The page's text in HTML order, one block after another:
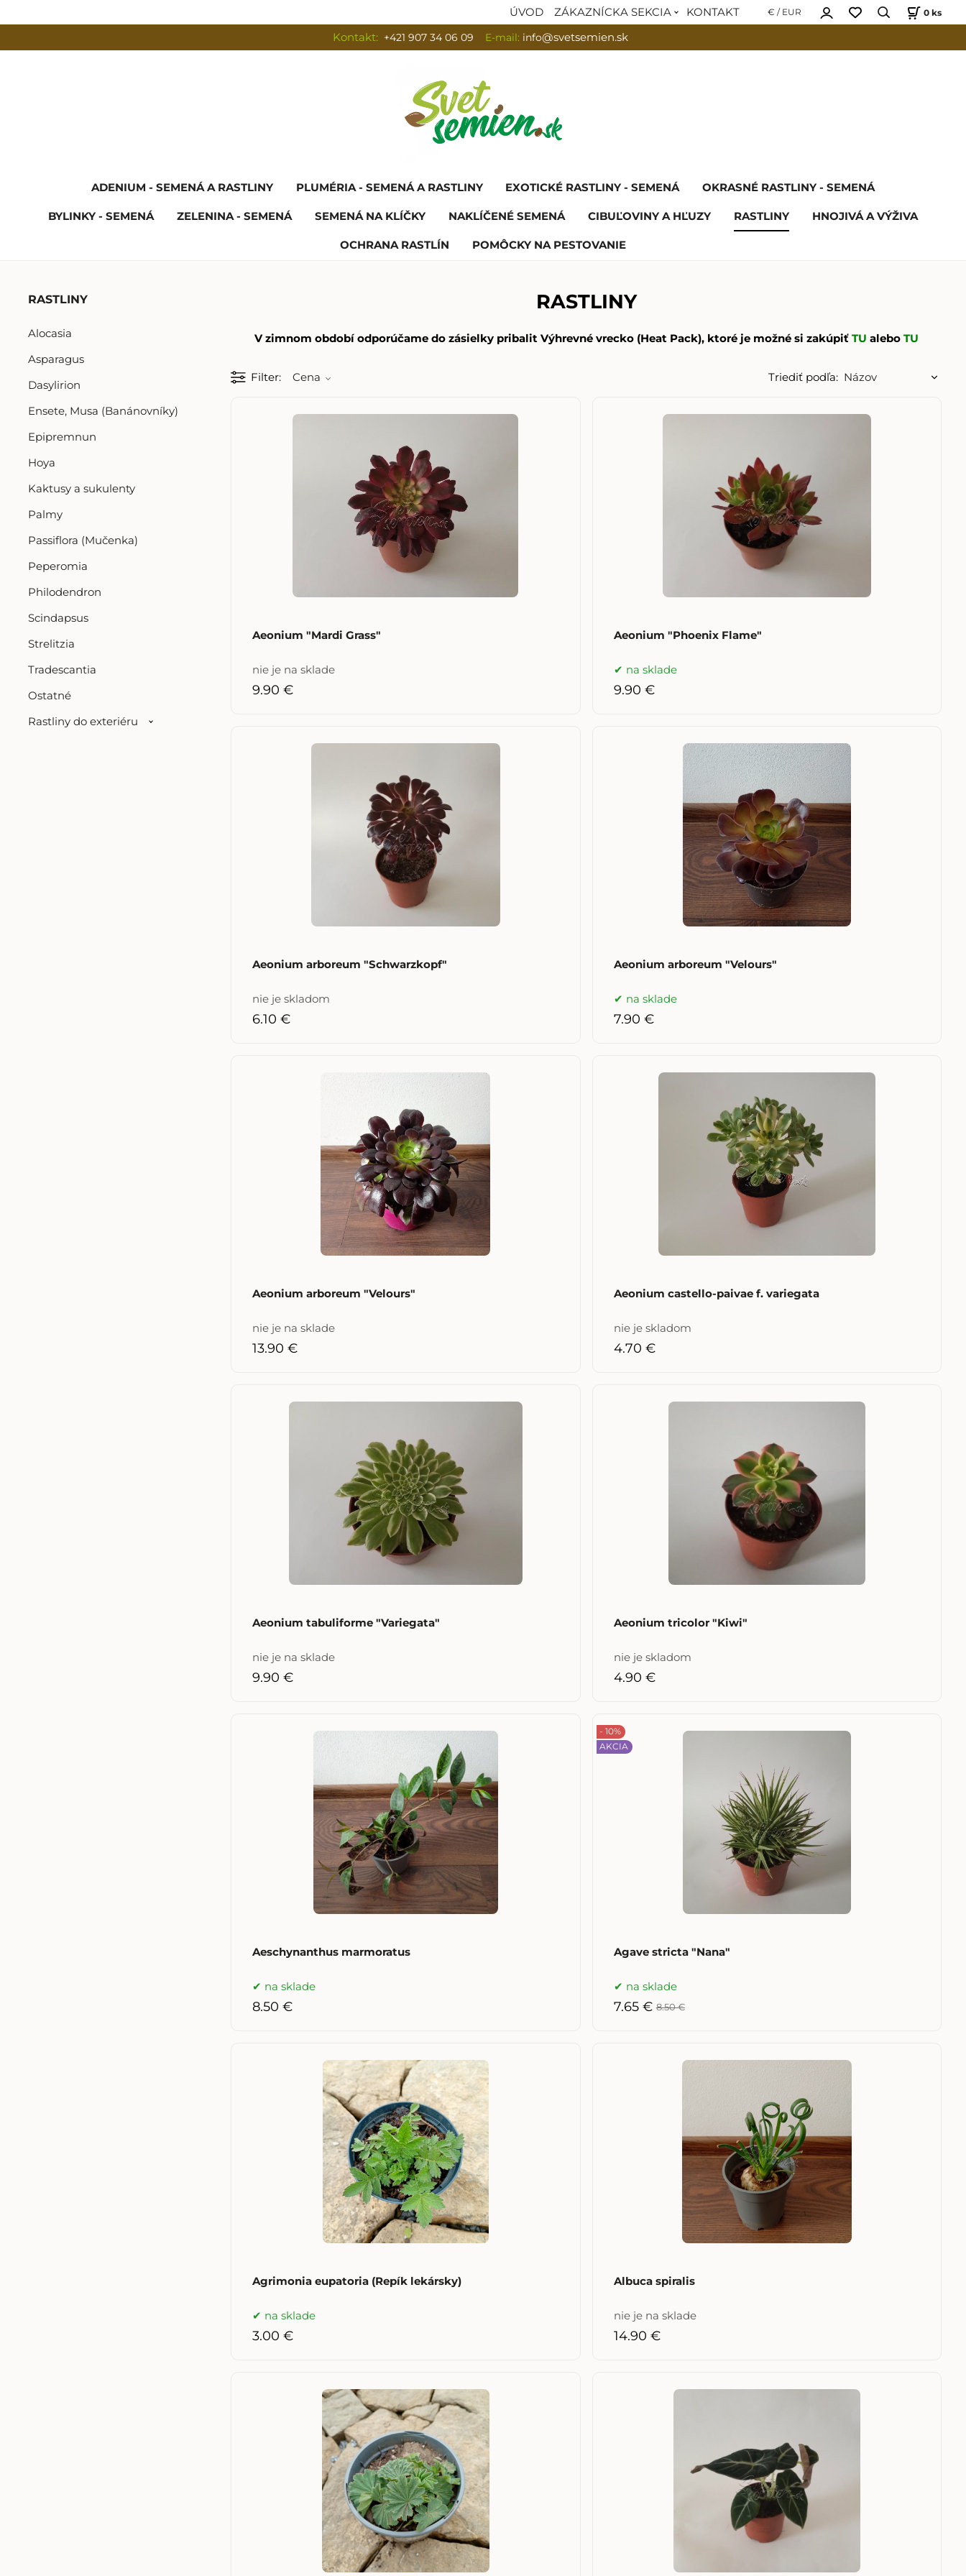
ÚVOD ZÁKAZNÍCKA SEKCIA KONTAKT € / EUR 0 ks
Kontakt:+421 907 34 06 09 E-mail: info@svetsemien.sk
ADENIUM - SEMENÁ A RASTLINY PLUMÉRIA - SEMENÁ A RASTLINY EXOTICKÉ RASTLINY - SEMENÁ OKRASNÉ RASTLINY - SEMENÁ
BYLINKY - SEMENÁ ZELENINA - SEMENÁ SEMENÁ NA KLÍČKY NAKLÍČENÉ SEMENÁ CIBUĽOVINY A HĽUZY RASTLINY HNOJIVÁ A VÝŽIVA
OCHRANA RASTLÍN POMÔCKY NA PESTOVANIE
RASTLINY
Alocasia
Asparagus
Dasylirion
Ensete, Musa (Banánovníky)
Epipremnun
Hoya
Kaktusy a sukulenty
Palmy
Passiflora (Mučenka)
Peperomia
Philodendron
Scindapsus
Strelitzia
Tradescantia
Ostatné
Rastliny do exteriéru
RASTLINY
V zimnom období odporúčame do zásielky pribalit Výhrevné vrecko (Heat Pack), ktoré je možné si zakúpiť TU alebo TU
Filter Cena Triediť podľa:
Aeonium "Mardi Grass"
nie je na sklade
9.90 €
Aeonium "Phoenix Flame"
na sklade
9.90 €
Aeonium arboreum "Schwarzkopf"
nie je skladom
6.10 €
Aeonium arboreum "Velours"
na sklade
7.90 €
Aeonium arboreum "Velours"
nie je na sklade
13.90 €
Aeonium castello-paivae f. variegata
nie je skladom
4.70 €
Aeonium tabuliforme "Variegata"
nie je na sklade
9.90 €
Aeonium tricolor "Kiwi"
nie je skladom
4.90 €
Aeschynanthus marmoratus
na sklade
8.50 €
Agave stricta "Nana"
- 10%
AKCIA
na sklade
7.65 € 8.50 €
Agrimonia eupatoria (Repík lekársky)
na sklade
3.00 €
Albuca spiralis
nie je na sklade
14.90 €